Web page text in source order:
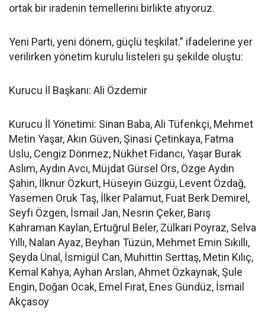
ortak bir iradenin temellerini birlikte atıyoruz.
Yeni Parti, yeni dönem, güçlü teşkilat.” ifadelerine yer
verilirken yönetim kurulu listeleri şu şekilde oluştu:
Kurucu İl Başkanı: Ali Özdemir
Kurucu İl Yönetimi: Sinan Baba, Ali Tüfenkçi, Mehmet
Metin Yaşar, Akın Güven, Şinasi Çetinkaya, Fatma
Uslu, Cengiz Dönmez, Nükhet Fidancı, Yaşar Burak
Aslım, Aydın Avcı, Müjdat Gürsel Örs, Özge Aydın
Şahin, İlknur Özkurt, Hüseyin Güzgü, Levent Özdağ,
Yasemen Oruk Taş, İlker Palamut, Fuat Berk Demirel,
Seyfi Özgen, İsmail Jan, Nesrin Çeker, Barış
Kahraman Kaylan, Ertuğrul Beler, Zülkari Poyraz, Selva
Yıllı, Nalan Ayaz, Beyhan Tüzün, Mehmet Emin Sıkıllı,
Şeyda Ünal, İsmigül Can, Muhittin Serttaş, Metin Kılıç,
Kemal Kahya, Ayhan Arslan, Ahmet Özkaynak, Şule
Engin, Doğan Ocak, Emel Fırat, Enes Gündüz, İsmail
Akçasoy